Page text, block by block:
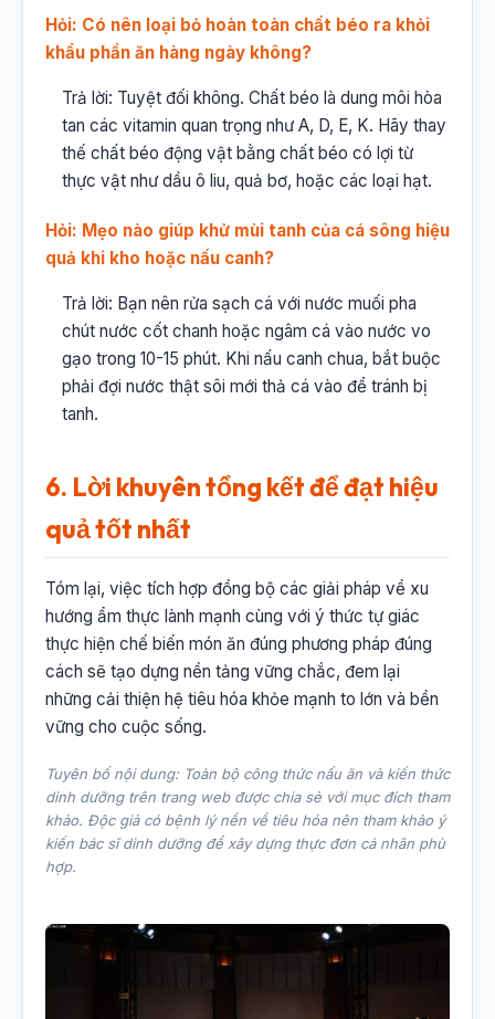
Hỏi: Có nên loại bỏ hoàn toàn chất béo ra khỏi
khẩu phần ăn hàng ngày không?
Trả lời: Tuyệt đối không. Chất béo là dung môi hòa
tan các vitamin quan trọng như A, D, E, K. Hãy thay
thế chất béo động vật bằng chất béo có lợi từ
thực vật như dầu ô liu, quả bơ, hoặc các loại hạt.
Hỏi: Mẹo nào giúp khử mùi tanh của cá sông hiệu
quả khi kho hoặc nấu canh?
Trả lời: Bạn nên rửa sạch cá với nước muối pha
chút nước cốt chanh hoặc ngâm cá vào nước vo
gạo trong 10-15 phút. Khi nấu canh chua, bắt buộc
phải đợi nước thật sôi mới thả cá vào để tránh bị
tanh.
6. Lời khuyên tổng kết để đạt hiệu
quả tốt nhất
Tóm lại, việc tích hợp đồng bộ các giải pháp về xu
hướng ẩm thực lành mạnh cùng với ý thức tự giác
thực hiện chế biến món ăn đúng phương pháp đúng
cách sẽ tạo dựng nền tảng vững chắc, đem lại
những cải thiện hệ tiêu hóa khỏe mạnh to lớn và bền
vững cho cuộc sống.
Tuyên bố nội dung: Toàn bộ công thức nấu ăn và kiến thức
dinh dưỡng trên trang web được chia sẻ với mục đích tham
khảo. Độc giả có bệnh lý nền về tiêu hóa nên tham khảo ý
kiến bác sĩ dinh dưỡng để xây dựng thực đơn cá nhân phù
hợp.